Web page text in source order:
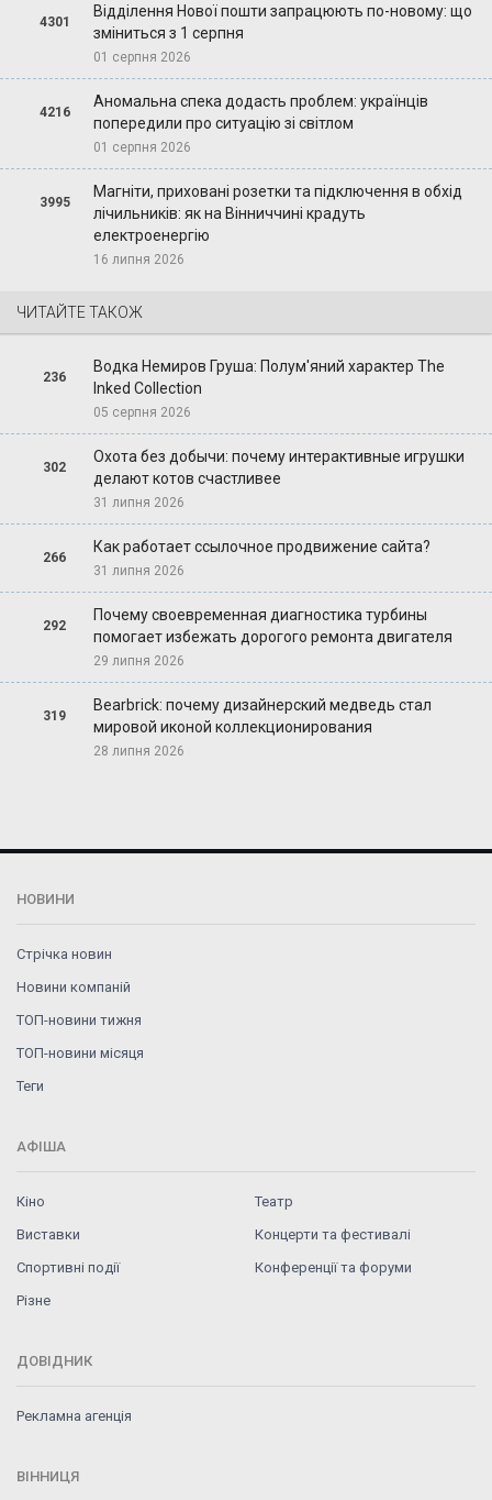
4301
Відділення Нової пошти запрацюють по-новому: що
зміниться з 1 серпня
01 серпня 2026
4216
Аномальна спека додасть проблем: українців
попередили про ситуацію зі світлом
01 серпня 2026
3995
Магніти, приховані розетки та підключення в обхід
лічильників: як на Вінниччині крадуть
електроенергію
16 липня 2026
ЧИТАЙТЕ ТАКОЖ
236
Водка Немиров Груша: Полум'яний характер The
Inked Collection
05 серпня 2026
302
Охота без добычи: почему интерактивные игрушки
делают котов счастливее
31 липня 2026
266
Как работает ссылочное продвижение сайта?
31 липня 2026
292
Почему своевременная диагностика турбины
помогает избежать дорогого ремонта двигателя
29 липня 2026
319
Bearbrick: почему дизайнерский медведь стал
мировой иконой коллекционирования
28 липня 2026
НОВИНИ
Стрічка новин
Новини компаній
ТОП-новини тижня
ТОП-новини місяця
Теги
АФІША
Кіно
Театр
Виставки
Концерти та фестивалі
Спортивні події
Конференції та форуми
Різне
ДОВІДНИК
Рекламна агенція
ВІННИЦЯ